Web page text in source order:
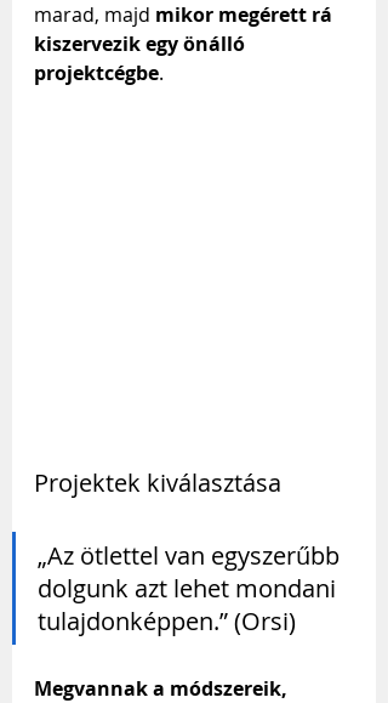
marad, majd mikor megérett rá
kiszervezik egy önálló
projektcégbe.
Projektek kiválasztása
„Az ötlettel van egyszerűbb
dolgunk azt lehet mondani
tulajdonképpen.” (Orsi)
Megvannak a módszereik,